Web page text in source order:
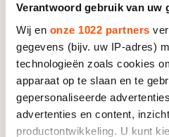
Verantwoord gebruik van uw
Wij en onze 1022 partners
gegevens (bijv. uw IP-adres)
technologieën zoals cookies
apparaat op te slaan en te
gepersonaliseerde
advertenties en content,
productontwikkeling. U kunt
een belangrijke prikkel die hij
heeft."
Het EK volgde na een wat
van het seizoen. De Essent
zo goed verlopen voor
"Dat was een heel leerzame